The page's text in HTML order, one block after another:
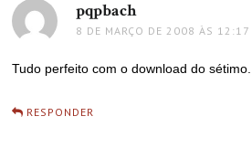
pqpbachdisse:
8 DE MARÇO DE 2008 ÀS 12:17
Tudo perfeito com o download do
RESPONDER